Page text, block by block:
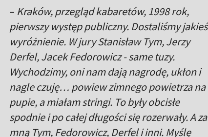
– Kraków, przegląd kabaretów, 1998 rok,
pierwszy występ publiczny. Dostaliśmy jakieś
wyróżnienie. W jury Stanisław Tym, Jerzy
Derfel, Jacek Fedorowicz - same tuzy.
Wychodzimy, oni nam dają nagrodę, ukłon i
nagle czuję… powiew zimnego powietrza na
pupie, a miałam stringi. To były obcisłe
spodnie i po całej długości się rozerwały. A za
mną Tym, Fedorowicz, Derfel i inni. Myślę